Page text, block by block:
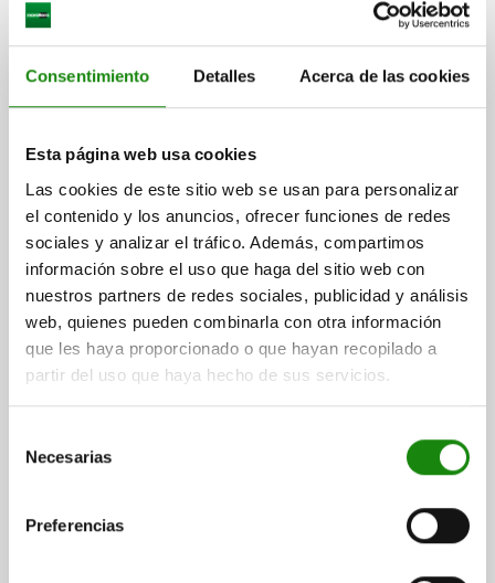
Consentimiento Detalles Acerca de las cookies
Esta página web usa cookies
Las cookies de este sitio web se usan para personalizar
el contenido y los anuncios, ofrecer funciones de redes
sociales y analizar el tráfico. Además, compartimos
información sobre el uso que haga del sitio web con
nuestros partners de redes sociales, publicidad y análisis
web, quienes pueden combinarla con otra información
que les haya proporcionado o que hayan recopilado a
partir del uso que haya hecho de sus servicios.
Necesarias
Preferencias
PERNO DE BLOQUEO TA.4 D1=M20X1,5, D=10,
FORMA:B SIN RANURA DE BLOQUEO CON, ACERO
INOXIDABLE 1.4034 ENDURECIDO, COMP:ACERO
INOXIDABLE
DIÁMETRO DEL PERNO=10 ROSCA=M20X1,5
LONGITUD=83
SUPERFICIE CUERPO DE BASE=ENDURECIDO FORMA=B
MATERIAL DEL CUERPO DE BASE=ACERO INOXIDABLE
LLAVE DEL ACERO=1.4034
D2=33 L1=28 L2=12
L3=25
FUERZA DEL MUELLE FINAL F2 APROX. N=34